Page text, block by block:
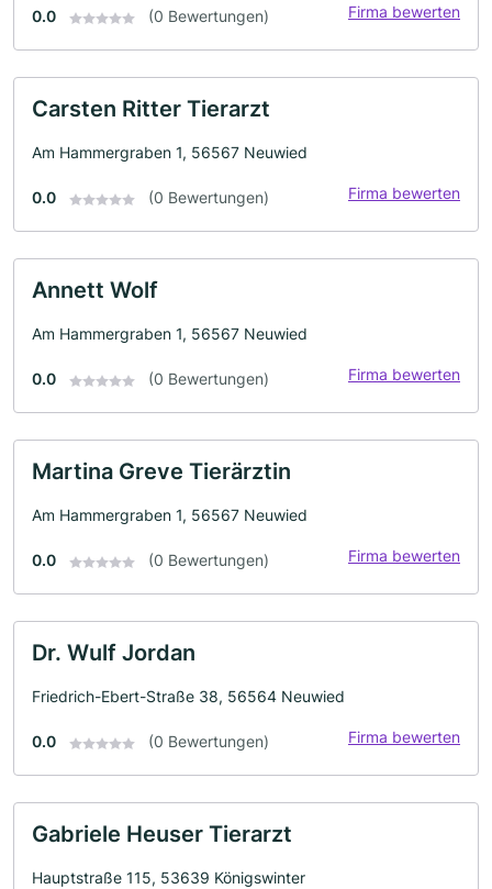
0.0 (0 Bewertungen) Firma bewerten
Carsten Ritter Tierarzt
Am Hammergraben 1, 56567 Neuwied
0.0 (0 Bewertungen) Firma bewerten
Annett Wolf
Am Hammergraben 1, 56567 Neuwied
0.0 (0 Bewertungen) Firma bewerten
Martina Greve Tierärztin
Am Hammergraben 1, 56567 Neuwied
0.0 (0 Bewertungen) Firma bewerten
Dr. Wulf Jordan
Friedrich-Ebert-Straße 38, 56564 Neuwied
0.0 (0 Bewertungen) Firma bewerten
Gabriele Heuser Tierarzt
Hauptstraße 115, 53639 Königswinter